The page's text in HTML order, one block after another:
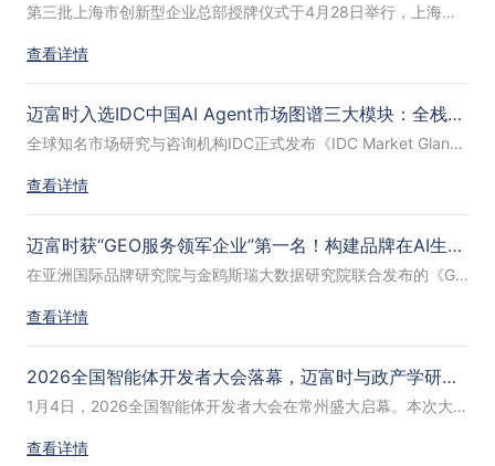
第三批上海市创新型企业总部授牌仪式于4月28日举行，上海市市长龚正出席并为44家创新型企业总部授牌，其中人工智能领域仅10家。迈富时Marketingforce（珍岛集团）凭借在AI领域的技术创新和应用成果，被授予“上海市创新型企业总部”。这一殊荣，是对公司坚持AI技术自研、推动国产化替代、引领产业数智化升级的高度肯定。
查看详情
迈富时入选IDC中国AI Agent市场图谱三大模块：全栈企业级智能体实力获权威认可
全球知名市场研究与咨询机构IDC正式发布《IDC Market Glance：中国AI Agent市场概览，1Q26》，全面展现了中国AI Agent市场在技术跃迁、行业落地、商业模式及治理体系等方面的最新进展。
查看详情
迈富时获“GEO服务领军企业”第一名！构建品牌在AI生态中的长期信任资产
在亚洲国际品牌研究院与金鸥斯瑞大数据研究院联合发布的《GEO服务领军企业榜TOP20》中，迈富时以97分综合评分位居第一。榜单基于央媒公开报道、行业监测数据与品牌评估体系综合评定。
查看详情
2026全国智能体开发者大会落幕，迈富时与政产学研协同赋能AI智能体产业升级
1月4日，2026全国智能体开发者大会在常州盛大启幕。本次大会由中国人工智能学会主办，是学会推动人工智能技术扎根地方、赋能实体的重要举措。以AI Agent技术创新与产业落地为核心主线，汇聚政产学研用各方精英，搭建起前沿技术碰撞、实践经验分享、产业资源对接的高端平台，为我国智能体产业规模化发展筑牢生态支撑。
查看详情